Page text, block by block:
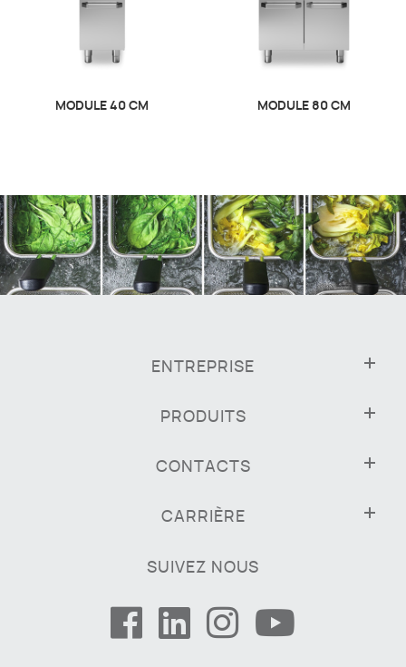
MODULE 40 CM MODULE 80 CM
ENTREPRISE
PRODUITS
CONTACTS
CARRIÈRE
SUIVEZ NOUS